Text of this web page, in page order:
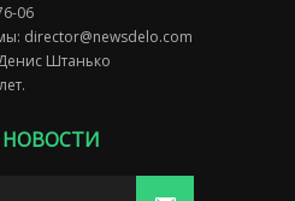
06
director@newsdelo.com
Штанько